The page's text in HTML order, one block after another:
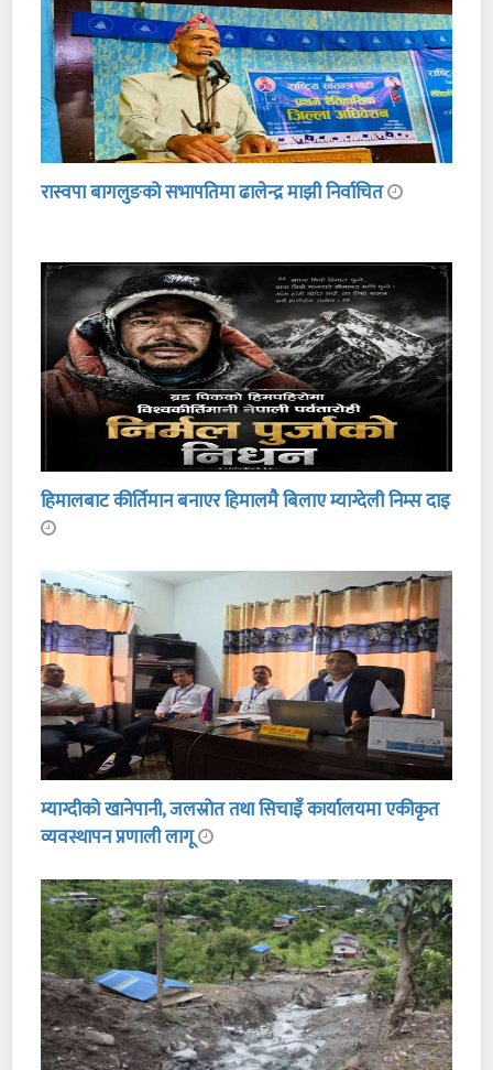
रास्वपा बागलुङको सभापतिमा ढालेन्द्र माझी निर्वाचित
हिमालबाट कीर्तिमान बनाएर हिमालमै बिलाए म्याग्देली निम्स दाइ
म्याग्दीको खानेपानी, जलस्रोत तथा सिचाइँ कार्यालयमा एकीकृत
व्यवस्थापन प्रणाली लागू